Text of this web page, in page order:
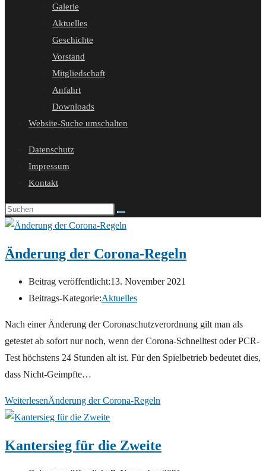
Galerie
Aktuelles
Geschichte
Vorstand
Mitgliedschaft
Anfahrt
Downloads
Website-Suche umschalten
Datenschutz
Impressum
Kontakt
Änderung der Corona-Regeln
Beitrag veröffentlicht:13. November 2021
Beitrags-Kategorie:Aktuelles
Nach einer Änderung der Coronaschutzverordnung gilt man als
getestet ab sofort nur noch, wenn der Corona-Schnelltest oder PCR-
Test höchstens 24 Stunden alt ist. Für den Spielbetrieb bedeutet dies,
dass Nicht-Geimpfte…
WeiterlesenÄnderung der Corona-Regeln
Kantersieg für die Zweite